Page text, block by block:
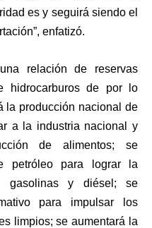
es y seguirá siendo el
enfatizó.
relación de reservas
hidrocarburos de por lo
la producción nacional de
a la industria nacional y
de alimentos; se
petróleo para lograr la
gasolinas y diésel; se
para impulsar los
limpios; se aumentará la